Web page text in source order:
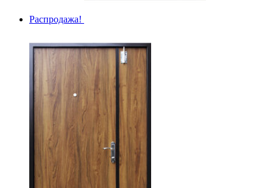
Распродажа!